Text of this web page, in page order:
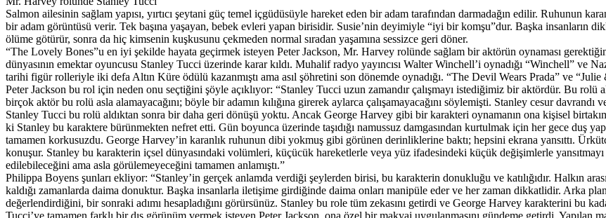
Salmon ailesinin sağlam yapısı, yırtıcı şeytani güç temel içgüdüsüyle hareket eden bir adam tarafından darmadağın edilir. Ruhunun
bir adam görüntüsü verir. Tek başına yaşayan, bebek evleri yapan birisidir. Susie’nin deyimiyle “iyi bir komşu”dur. Başka insanların
ölüme götürür, sonra da hiç kimsenin kuşkusunu çekmeden normal sıradan yaşamına sessizce geri döner.
“The Lovely Bones”u en iyi şekilde hayata geçirmek isteyen Peter Jackson, Mr. Harvey rolünde sağlam bir aktörün oynaması
dünyasının emektar oyuncusu Stanley Tucci üzerinde karar kıldı. Muhalif radyo yayıncısı Walter Winchell’i oynadığı “Winchell” ve
tarihi figür rolleriyle iki defa Altın Küre ödülü kazanmıştı ama asıl şöhretini son dönemde oynadığı. “The Devil Wears Prada” ve
Peter Jackson bu rol için neden onu seçtiğini şöyle açıklıyor: “Stanley Tucci uzun zamandır çalışmayı istediğimiz bir aktördür. Bu
birçok aktör bu rolü asla alamayacağını; böyle bir adamın kılığına girerek aylarca çalışamayacağını söylemişti. Stanley cesur davrandı
Stanley Tucci bu rolü aldıktan sonra bir daha geri dönüşü yoktu. Ancak George Harvey gibi bir karakteri oynamanın ona kişisel
ki Stanley bu karaktere bürünmekten nefret etti. Gün boyunca üzerinde taşıdığı namussuz damgasından kurtulmak için her gece duş
tamamen korkusuzdu. George Harvey’in karanlık ruhunun dibi yokmuş gibi görünen derinliklerine baktı; hepsini ekrana yansıttı.
konuşur. Stanley bu karakterin içsel dünyasındaki volümleri, küçücük hareketlerle veya yüz ifadesindeki küçük değişimlerle
edilebileceğini ama asla görülemeyeceğini tamamen anlamıştı.”
Philippa Boyens şunları ekliyor: “Stanley’in gerçek anlamda verdiği şeylerden birisi, bu karakterin donukluğu ve katılığıdır. Halkın
kaldığı zamanlarda daima donuktur. Başka insanlarla iletişime girdiğinde daima onları manipüle eder ve her zaman dikkatlidir. Arka
değerlendirdiğini, bir sonraki adımı hesapladığını görürsünüz. Stanley bu role tüm zekasını getirdi ve George Harvey karakterini bu
Tucci’ye tamamen farklı bir dış görünüm vermek isteyen Peter Jackson, ona özel bir makyaj uygulanmasını gündeme getirdi.